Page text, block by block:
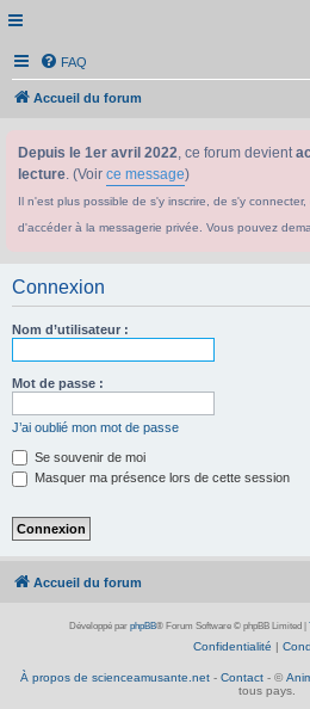
FAQ
Accueil du forum
Depuis le 1er avril 2022, ce forum devient
lecture. (Voir ce message)
Il n'est plus possible de s'y inscrire, de s'y
d'accéder à la messagerie privée. Vous pouvez
Connexion
Nom d’utilisateur :
Mot de passe :
J’ai oublié mon mot de passe
Se souvenir de moi
Masquer ma présence lors de cette session
Accueil du forum
Développé par phpBB® Forum Software © phpBB Limited
Confidentialité |
À propos de scienceamusante.net - Contact - ©
tous pays.